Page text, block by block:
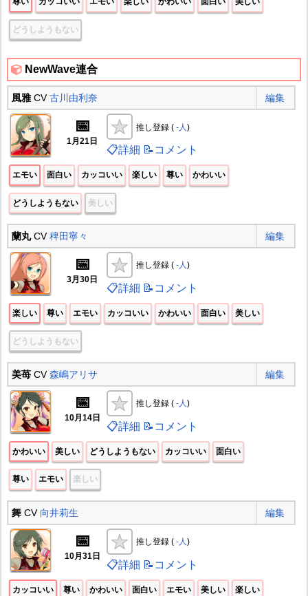
どうしようもない
NewWave連合
風雅CV古川由利奈 編集
📅
1月21日
推し登録 ( -人 )
📋詳細 📝コメント
エモい 面白い カッコいい 楽しい 尊い かわいい
どうしようもない 美しい
蘭丸CV稗田寧々 編集
📅
3月30日
推し登録 ( -人)
📋詳細 📝コメント
楽しい 尊い エモい カッコいい かわいい 面白い 美しい
どうしようもない
美苺CV森嶋アリサ 編集
📅
10月14日
推し登録 ( -人)
📋詳細 📝コメント
かわいい 美しい どうしようもない カッコいい 面白い
尊い エモい 楽しい
舞CV 向井莉生 編集
📅
10月31日
推し登録 ( -人 )
📋詳細 📝コメント
カッコいい 尊い かわいい 面白い エモい 美しい 楽しい